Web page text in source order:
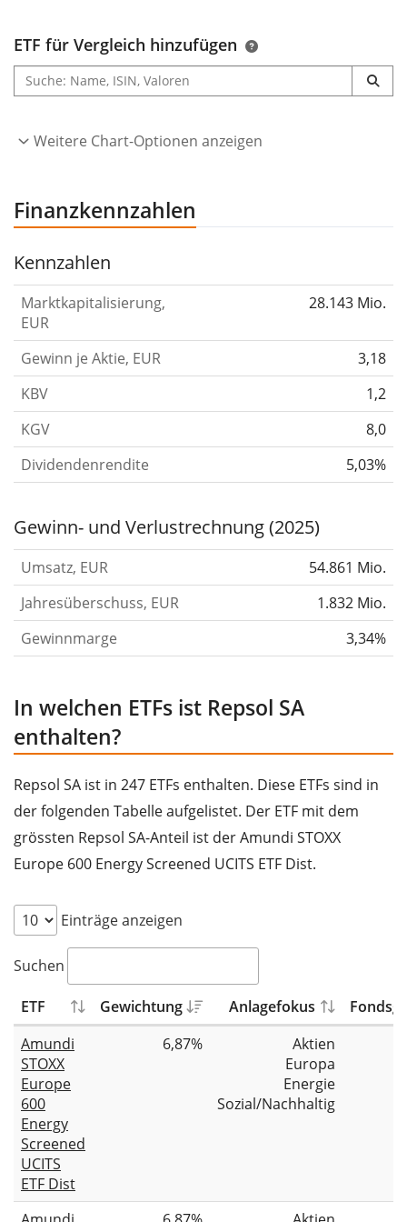
Sekundärtransport und auch auch Vertriebsaktivitäten.
In Italien gehört der Gasabsatz zum Zolltarif dazu. Die
weltweiten Tätigkeiten von Repsol werden von zwei
geleitet. Der Hauptsitz ist in Madrid, Spanien.
ETF für Vergleich hinzufügen
Weitere Chart-Optionen anzeigen
Finanzkennzahlen
Kennzahlen
Marktkapitalisierung,
EUR
28.143 Mio.
Gewinn je Aktie, EUR
3,18
KBV
1,2
KGV
8,0
Dividendenrendite
5,03%
Gewinn- und Verlustrechnung (2025)
Umsatz, EUR
54.861 Mio.
Jahresüberschuss, EUR
1.832 Mio.
Gewinnmarge
3,34%
In welchen ETFs ist Repsol SA
enthalten?
Repsol SA ist in 247 ETFs enthalten. Diese ETFs sind in
der folgenden Tabelle aufgelistet. Der ETF mit dem
grössten Repsol SA-Anteil ist der Amundi STOXX
Europe 600 Energy Screened UCITS ETF Dist.
Einträge anzeigen
Suchen
ETF Gewichtung Anlagefokus
Amundi
STOXX
Europe
600
Energy
Screened
UCITS
ETF Dist
6,87%
Aktien
Europa
Energie
Sozial/Nachhaltig